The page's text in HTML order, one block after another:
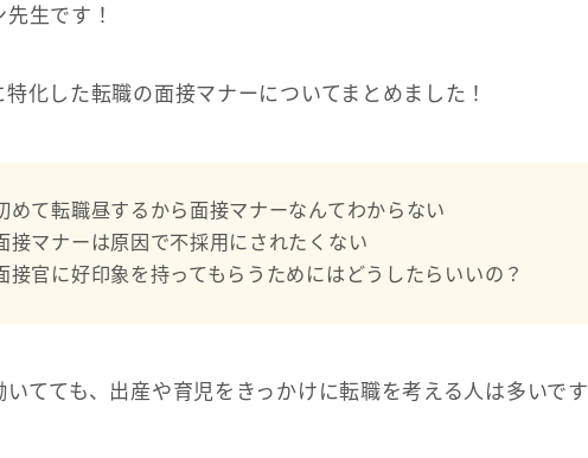
生です！
化した転職の面接マナーについてまとめました！
めて転職昼するから面接マナーなんてわからない
接マナーは原因で不採用にされたくない
接官に好印象を持ってもらうためにはどうしたらいいの？
てても、出産や育児をきっかけに転職を考える人は多いです